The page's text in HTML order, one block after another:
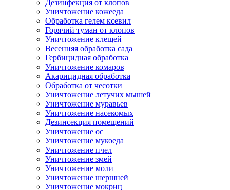
Дезинфекция от клопов
Уничтожение кожееда
Обработка гелем ксевил
Горячий туман от клопов
Уничтожение клещей
Весенняя обработка сада
Гербицидная обработка
Уничтожение комаров
Акарицидная обработка
Обработка от чесотки
Уничтожение летучих мышей
Уничтожение муравьев
Уничтожение насекомых
Дезинсекция помещений
Уничтожение ос
Уничтожение мукоеда
Уничтожение пчел
Уничтожение змей
Уничтожение моли
Уничтожение шершней
Уничтожение мокриц